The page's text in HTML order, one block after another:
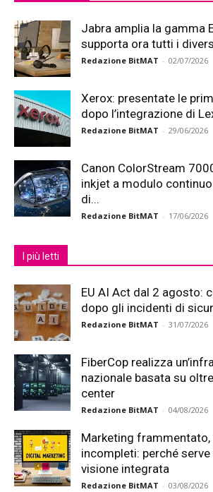
Jabra amplia la gamma
supporta ora tutti i
Redazione BitMAT - 02/07/2026
Xerox: presentate le
dopo l’integrazione di
Redazione BitMAT - 29/06/2026
Canon ColorStream
inkjet a modulo
di...
Redazione BitMAT - 17/06/2026
I più letti
EU AI Act dal 2 agosto:
dopo gli incidenti di
Redazione BitMAT - 31/07/2026
FiberCop realizza
nazionale basata su
center
Redazione BitMAT - 04/08/2026
Marketing
incompleti: perché
visione integrata
Redazione BitMAT - 03/08/2026